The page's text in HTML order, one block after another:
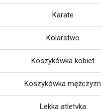
Karate
Kolarstwo
Koszykówka kobiet
Koszykówka mężczyzn
Lekka atletyka